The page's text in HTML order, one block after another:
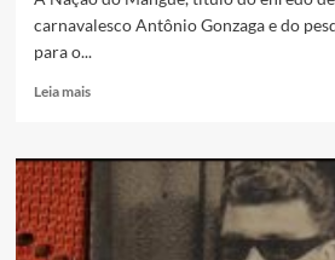
carnavalesco Antônio Gonzaga e do
para o...
Leia maisRead
Somos
das
periferias!